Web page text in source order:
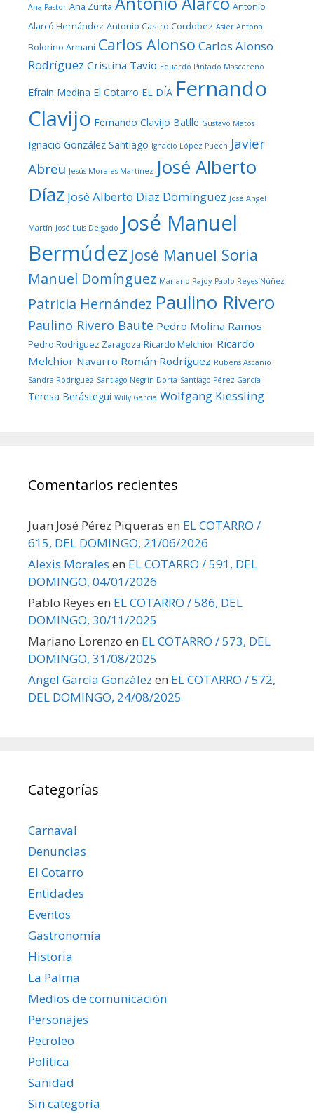
Ana Pastor Ana Zurita
Antonio
Alarcó Hernández Antonio Castro Cordobez Asier Antona
Bolorino Armani Carlos Alonso Carlos Alonso
Rodríguez Cristina Tavío Eduardo Pintado Mascareño
Efraín Medina El Cotarro EL DÍA Fernando
Clavijo Fernando Clavijo Batlle Gustavo Matos
Ignacio González Santiago Ignacio López Puech Javier
Abreu Jesús Morales Martínez José Alberto
Díaz José Alberto Díaz Domínguez José Angel
Martín José Luis Delgado José Manuel
Bermúdez José Manuel Soria
Manuel Domínguez Mariano Rajoy Pablo Reyes Núñez
Patricia Hernández Paulino Rivero
Paulino Rivero Baute Pedro Molina Ramos
Pedro Rodríguez Zaragoza Ricardo Melchior Ricardo
Melchior Navarro Román Rodríguez Rubens Ascanio
Sandra Rodríguez Santiago Negrín Dorta Santiago Pérez García
Teresa Berástegui Willy García Wolfgang Kiessling
Comentarios recientes
Juan José Pérez Piqueras en EL COTARRO /
615, DEL DOMINGO, 21/06/2026
Alexis Morales en EL COTARRO / 591, DEL
DOMINGO, 04/01/2026
Pablo Reyes en EL COTARRO / 586, DEL
DOMINGO, 30/11/2025
Mariano Lorenzo en EL COTARRO / 573, DEL
DOMINGO, 31/08/2025
Angel García González en EL COTARRO / 572,
DEL DOMINGO, 24/08/2025
Categorías
Carnaval
Denuncias
El Cotarro
Entidades
Eventos
Gastronomía
Historia
La Palma
Medios de comunicación
Personajes
Petroleo
Política
Sanidad
Sin categoría